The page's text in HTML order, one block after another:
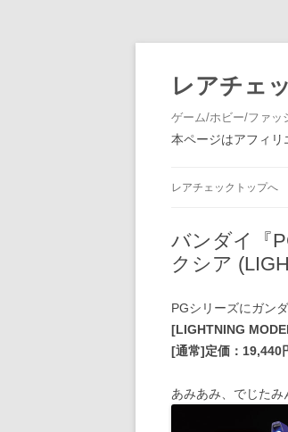
レアチェ
ゲーム/ホビー/ファッ
本ページはアフィリ
レアチェックトップへ
バンダイ『
クシア
PGシリーズにガン
[LIGHTNING
[通常]定価：19,440
あみあみ、でじたみ